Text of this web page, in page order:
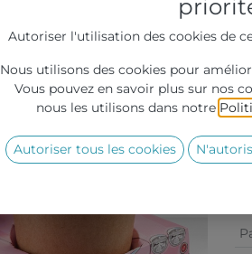
Autoriser l'utilisation des cookies de
Nous utilisons des cookies pour
Vous pouvez en savoir plus sur nos
nous les utilisons dans notre
Autoriser tous les cookies